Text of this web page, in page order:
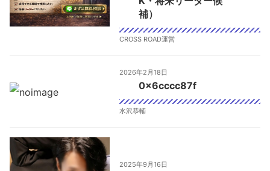
補）
CROSS ROAD運営
2026年2月18日
0x6cccc87f
水沢恭輔
2025年9月16日